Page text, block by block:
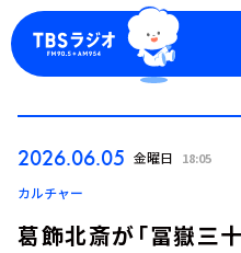
2026.06.05 金曜日 18:05
カルチャー
葛飾北斎が「冨嶽三